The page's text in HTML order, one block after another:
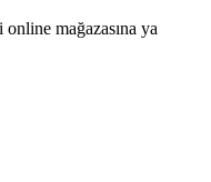
mağazasına ya